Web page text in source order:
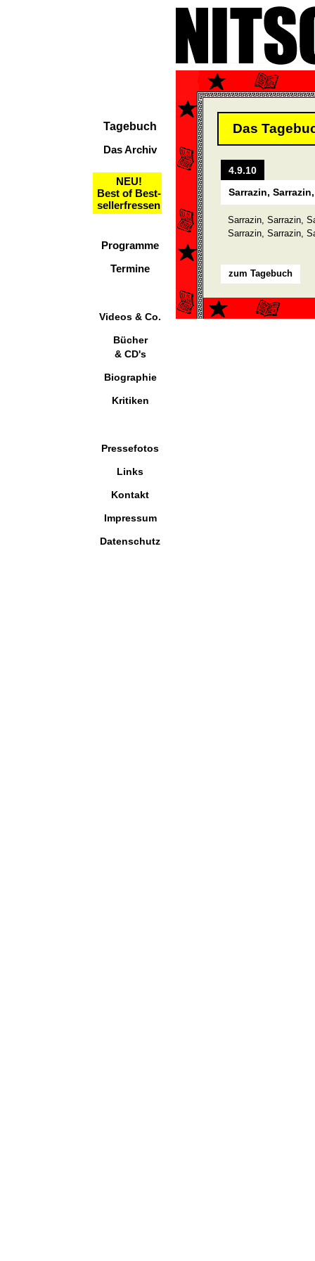
Tagebuch
Das Archiv
NEU!
Best of Best-
sellerfressen
Programme
Termine
Videos & Co.
Bücher
& CD's
Biographie
Kritiken
Pressefotos
Links
Kontakt
Impressum
Datenschutz
Das
4.9.10
Sarrazin,
Sarrazin, Sarrazin,
Sarrazin, Sarrazin,
zum Tagebuch